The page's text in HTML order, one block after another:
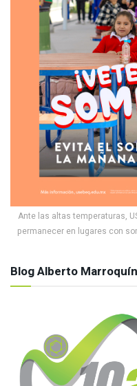
Ante las altas temperaturas,
permanecer en lugares con
Blog Alberto Marroquín